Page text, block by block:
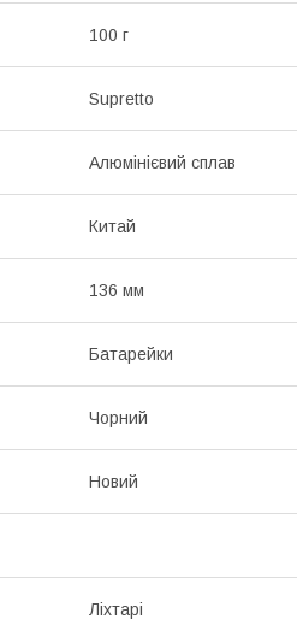
100 г
Supretto
Алюмінієвий сплав
Китай
136 мм
Батарейки
Чорний
Новий
Ліхтарі